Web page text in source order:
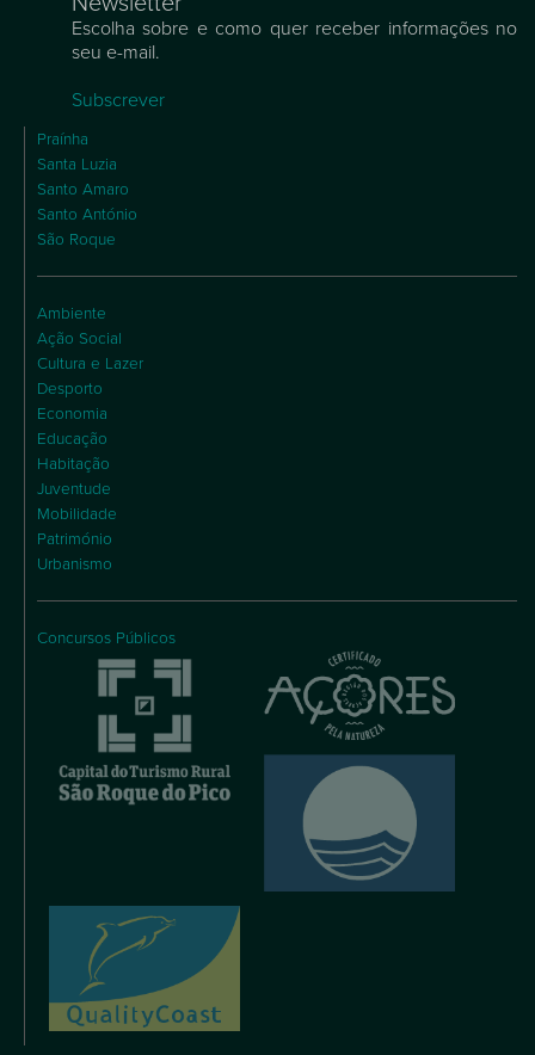
Escolha sobre e como quer receber informações no
seu e-mail.
Subscrever
Praínha
Santa Luzia
Santo Amaro
Santo António
São Roque
Ambiente
Ação Social
Cultura e Lazer
Desporto
Economia
Educação
Habitação
Juventude
Mobilidade
Património
Urbanismo
Concursos Públicos